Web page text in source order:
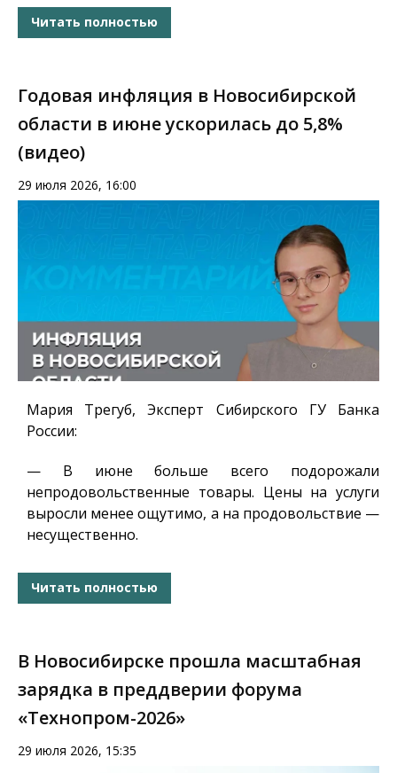
Читать полностью
Годовая инфляция в Новосибирской
области в июне ускорилась до 5,8%
(видео)
29 июля 2026, 16:00
Мария Трегуб, Эксперт Сибирского ГУ Банка
России:
— В июне больше всего подорожали
непродовольственные товары. Цены на услуги
выросли менее ощутимо, а на продовольствие —
несущественно.
Читать полностью
В Новосибирске прошла масштабная
зарядка в преддверии форума
«Технопром-2026»
29 июля 2026, 15:35